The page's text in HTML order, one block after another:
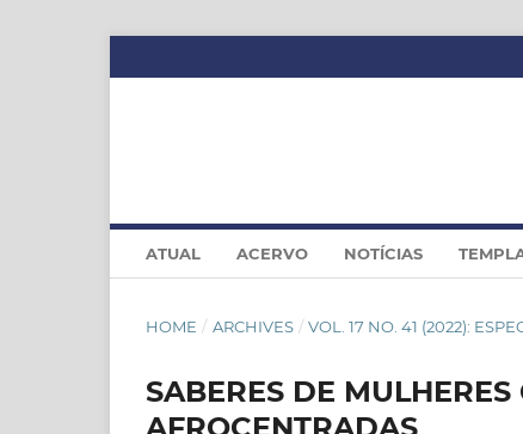
ATUAL ACERVO NOTÍCIAS
HOME / ARCHIVES / VOL. 17 NO. 41 (2022):
SABERES DE